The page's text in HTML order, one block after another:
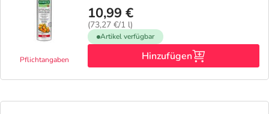
Pflichtangaben
10,99 €
(73,27 €/1 l)
Artikel verfügbar
Hinzufügen